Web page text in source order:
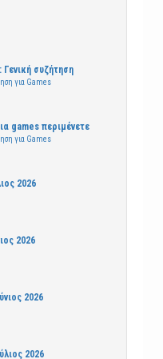
συζήτηση
για Games
games περιμένετε
για Games
2026
2026
2026
2026